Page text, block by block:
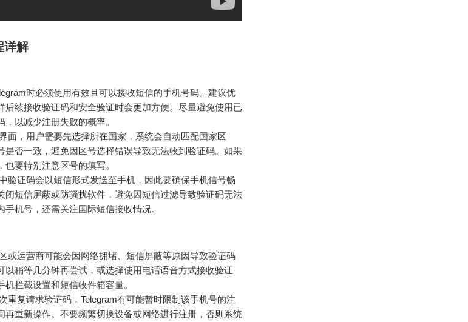
详解
时必须使用有效且可以接收短信的手机号码。建议优
后续接收验证码和安全验证时会更加方便。尽量避免使用已
以减少注册失败的概率。
面，用户需要先选择所在国家，系统会自动匹配国家区
是否一致，避免因区号选择错误导致无法收到验证码。如果
要特别注意区号的填写。
验证码会以短信形式发送至手机，因此要确保手机信号畅
闭短信屏蔽或防骚扰软件，避免因短信过滤导致验证码无法
机号，还需关注国际短信接收情况。
或运营商可能会因网络拥堵、短信屏蔽等原因导致验证码
以稍等几分钟再尝试，或选择使用电话语音方式接收验证
拦截设置和短信收件箱容量。
重复请求验证码，Telegram有可能暂时限制该手机号的注
再重新操作。不要频繁切换设备或网络进行注册，否则系统